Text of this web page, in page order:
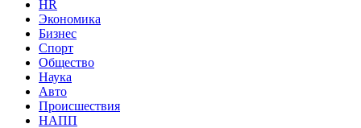
HR
Экономика
Бизнес
Спорт
Общество
Наука
Авто
Происшествия
НАПП